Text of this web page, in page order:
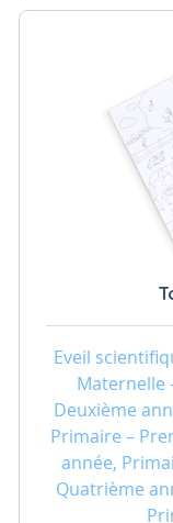
Eveil
Maternelle
Deuxième
Primaire –
année,
Quatrième